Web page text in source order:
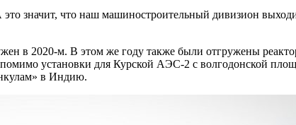
значит, что наш машиностроительный дивизион
в 2020-м. В этом же году также были отгружены
установки для Курской АЭС-2 с волгодонской
в Индию.